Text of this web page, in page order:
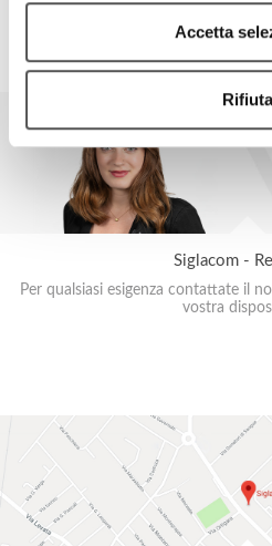
Accetta
Rifiuta
Siglacom -
Per qualsiasi esigenza contattate il
vostra